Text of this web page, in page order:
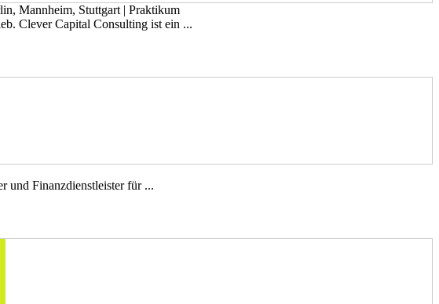
Mannheim, Stuttgart | Praktikum
Clever Capital Consulting ist ein ...
und Finanzdienstleister für ...